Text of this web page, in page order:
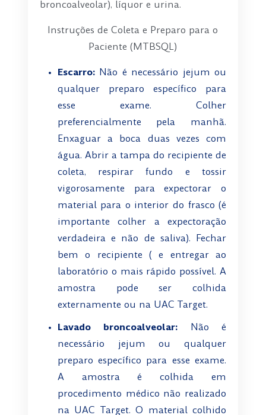
broncoalveolar), líquor e urina.
Instruções de Coleta e Preparo para o
Paciente (MTBSQL)
Escarro:Não é necessário jejum ou
qualquer preparo específico para
esse exame.
Colher
preferencialmente pela manhã.
Enxaguar a boca duas vezes com
água. Abrir a tampa do recipiente de
coleta, respirar fundo e tossir
vigorosamente para expectorar o
material para o interior do frasco (é
importante colher a expectoração
verdadeira e não de saliva). Fechar
bem o recipiente ( e entregar ao
laboratório o mais rápido possível. A
amostra pode ser colhida
externamente ou na UAC Target.
Lavado broncoalveolar:
Não é
necessário jejum ou qualquer
preparo específico para esse exame.
A amostra é colhida em
procedimento médico não realizado
na UAC Target. O material colhido